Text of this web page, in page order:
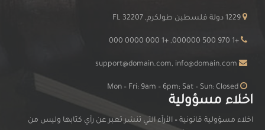
+1 970 500 000000, +1 000 0000 000
اخلاء مسؤولية
اخلاء مسؤولية قانونية – الأرآء التي تنشر تعبر عن رأي كتّابها وليس من